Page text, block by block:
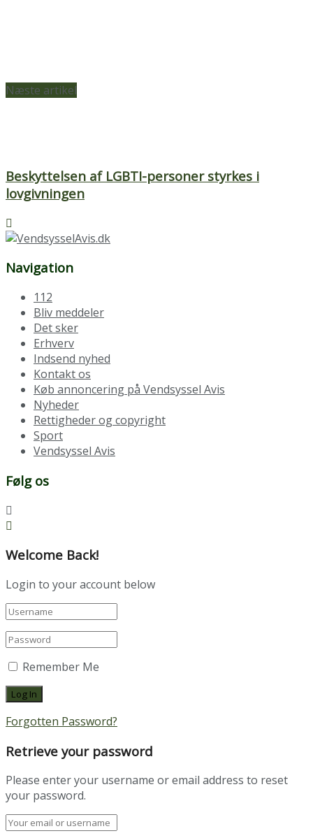
Næste artikel
Beskyttelsen af LGBTI-personer styrkes i
lovgivningen
Navigation
112
Bliv meddeler
Det sker
Erhverv
Indsend nyhed
Kontakt os
Køb annoncering på Vendsyssel Avis
Nyheder
Rettigheder og copyright
Sport
Vendsyssel Avis
Følg os
Welcome Back!
Login to your account below
Remember Me
Forgotten Password?
Retrieve your password
Please enter your username or email address to reset
your password.